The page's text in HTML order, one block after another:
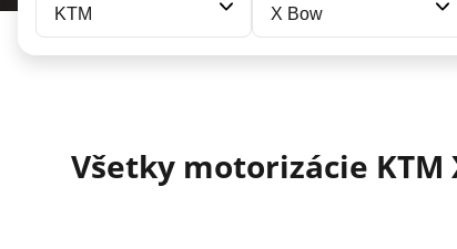
KTM X Bow
Všetky motorizácie KTM